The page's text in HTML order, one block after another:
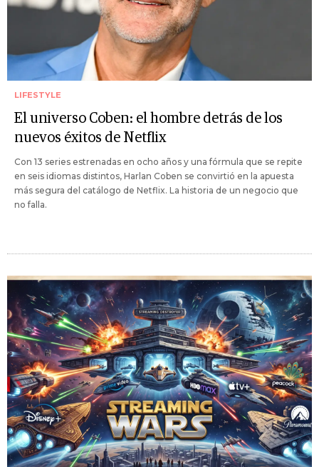
LIFESTYLE
El universo Coben: el hombre detrás de los
nuevos éxitos de Netflix
Con 13 series estrenadas en ocho años y una fórmula que se repite
en seis idiomas distintos, Harlan Coben se convirtió en la apuesta
más segura del catálogo de Netflix. La historia de un negocio que
no falla.